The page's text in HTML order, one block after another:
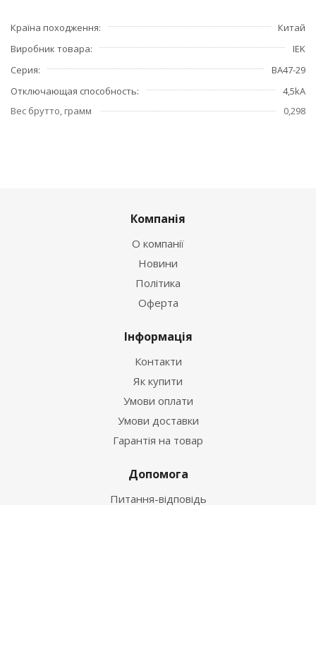
Країна походження
Китай
Виробник товара
IEK
Серия
ВА47-29
Отключающая способность
4,5kA
Вес брутто, грамм
0,298
Компанія
О компанії
Новини
Політика
Оферта
Інформація
Контакти
Як купити
Умови оплати
Умови доставки
Гарантія на товар
Допомога
Питання-відповідь